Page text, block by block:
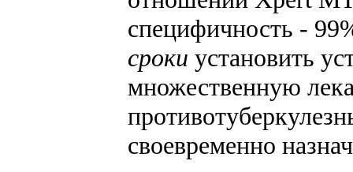
специфичность -
сроки установить
множественную
своевременно